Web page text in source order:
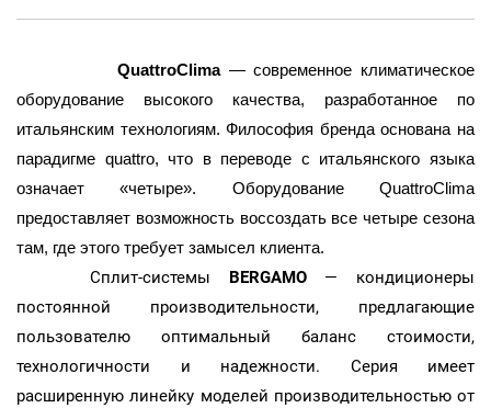
QuattroClima— современное климатическое
оборудование высокого качества, разработанное по
итальянским технологиям. Философия бренда основана на
парадигме quattro, что в переводе с итальянского языка
означает «четыре». Оборудование QuattroClima
предоставляет возможность воссоздать все четыре сезона
там, где этого требует замысел клиента.
Сплит-системы BERGAMO— кондиционеры
постоянной производительности, предлагающие
пользователю оптимальный баланс стоимости,
технологичности и надежности. Серия имеет
расширенную линейку моделей производительностью от